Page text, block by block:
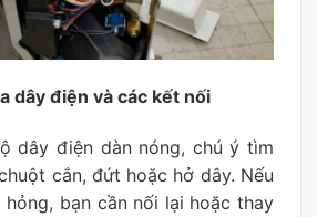
dây điện và các kết nối
dây điện dàn nóng, chú ý tìm
cắn, đứt hoặc hở dây. Nếu
bạn cần nối lại hoặc thay